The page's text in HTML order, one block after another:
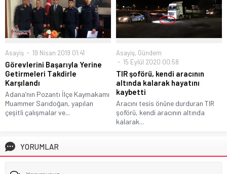
Asayiş 19 Nisan 2019 01:41
Görevlerini Başarıyla Yerine
Getirmeleri Takdirle
Karşılandı
Adana’nın Pozantı İlçe Kaymakamı
Muammer Sarıdoğan, yapılan
çeşitli çalışmalar ve...
Asayiş, Gündem
15 Eylül 2020 00:58
TIR şoförü, kendi aracının
altında kalarak hayatını
kaybetti
Aracını tesis önüne durduran TIR
şoförü, kendi aracının altında
kalarak...
YORUMLAR